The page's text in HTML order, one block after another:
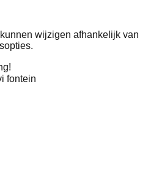
wijzigen afhankelijk van
fontein